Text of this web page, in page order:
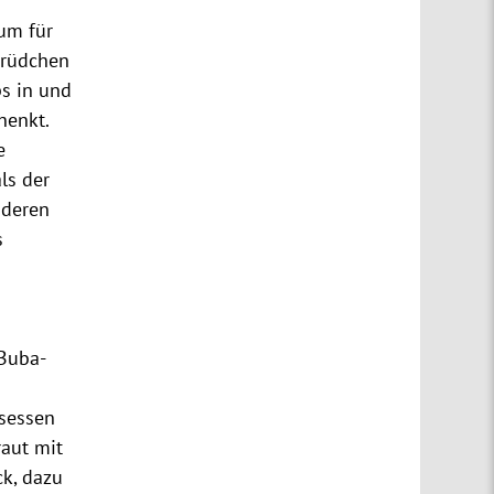
für
in und
der
mit
dazu